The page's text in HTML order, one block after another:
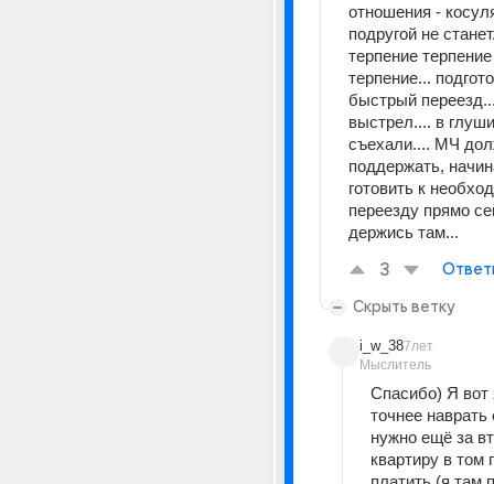
отношения -
подругой не
терпение
терпение...
быстрый
выстрел.... в
съехали.... МЧ
поддержать,
готовить к
переезду прямо
держись там...
3
Скрыть ветку
i_w_38
Мыслитель
7лет
Спасибо) Я вот
точнее наврать
нужно ещё за
квартиру в том